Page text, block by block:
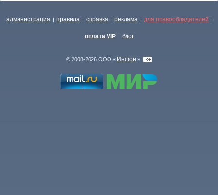
администрация | правила | справка | реклама | для правообладателей |
оплата VIP | блог
© 2008-2026 ООО « Инфон »